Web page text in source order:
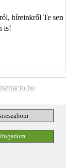
híreinkről Te
is!